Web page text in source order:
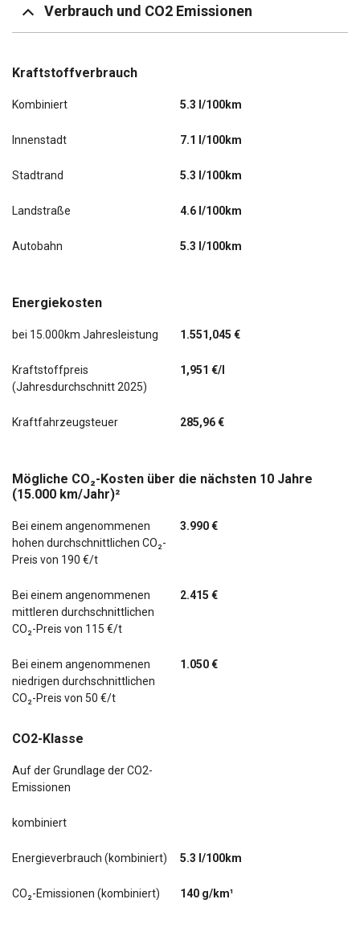
Verbrauch und CO2 Emissionen
Kraftstoffverbrauch
Kombiniert 5.3 l/100km
Innenstadt 7.1 l/100km
Stadtrand 5.3 l/100km
Landstraße 4.6 l/100km
Autobahn 5.3 l/100km
Energiekosten
bei 15.000km Jahresleistung 1.551,045 €
Kraftstoffpreis
(Jahresdurchschnitt 2025)
1,951 €/l
Kraftfahrzeugsteuer 285,96 €
Mögliche CO₂-Kosten über die nächsten 10 Jahre
(15.000 km/Jahr)²
Bei einem angenommenen
hohen durchschnittlichen CO₂-
Preis von 190 €/t
3.990 €
Bei einem angenommenen
mittleren durchschnittlichen
CO₂-Preis von 115 €/t
2.415 €
Bei einem angenommenen
niedrigen durchschnittlichen
CO₂-Preis von 50 €/t
1.050 €
CO2-Klasse
Auf der Grundlage der CO2-
Emissionen
kombiniert
Energieverbrauch (kombiniert) 5.3 l/100km
CO₂-Emissionen (kombiniert) 140 g/km¹